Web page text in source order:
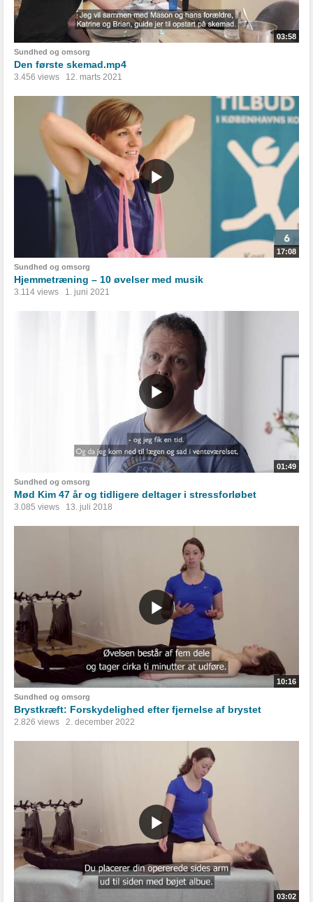
03:58
Sundhed og omsorg
Den første skemad.mp4
3.456 views 12. marts 2021
17:08
Sundhed og omsorg
Hjemmetræning – 10 øvelser med musik
3.114 views 1. juni 2021
01:49
Sundhed og omsorg
Mød Kim 47 år og tidligere deltager i stressforløbet
3.085 views 13. juli 2018
10:16
Sundhed og omsorg
Brystkræft: Forskydelighed efter fjernelse af brystet
2.826 views 2. december 2022
03:02